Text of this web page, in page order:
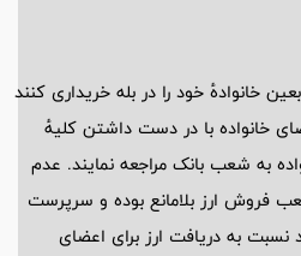
خانوادهٔ خود را در بله خریداری کنند
خانواده با در دست داشتن کلیهٔ
به شعب بانک مراجعه نمایند. عدم
فروش ارز بلامانع بوده و سرپرست
نسبت به دریافت ارز برای اعضای